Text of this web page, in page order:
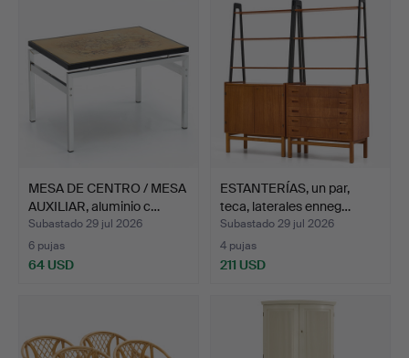
MESA DE CENTRO / MESA
AUXILIAR, aluminio c…
Subastado 29 jul 2026
6 pujas
64 USD
ESTANTERÍAS, un par,
teca, laterales enneg…
Subastado 29 jul 2026
4 pujas
211 USD